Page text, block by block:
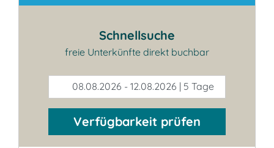
Schnellsuche
freie Unterkünfte direkt buchbar
08.08.2026 - 12.08.2026 | 5 Tage
Verfügbarkeit prüfen